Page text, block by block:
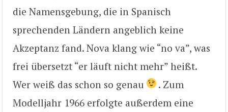
die Namensgebung, die in Spanisch
sprechenden Ländern angeblich keine
Akzeptanz fand. Nova klang wie “no va”, was
frei übersetzt “er läuft nicht mehr” heißt.
Wer weiß das schon so genau
. Zum
Modelljahr 1966 erfolgte außerdem eine